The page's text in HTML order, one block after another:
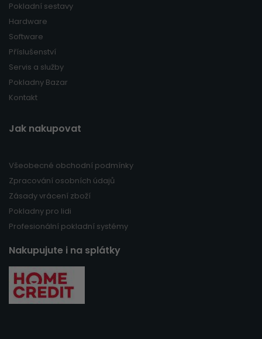
Pokladní sestavy
Hardware
Software
Příslušenství
Servis a služby
Pokladny Bazar
Kontakt
Jak nakupovat
Všeobecné obchodní podmínky
Zpracování osobních údajů
Zásady vrácení zboží
Pokladny pro lidi
Profesionální pokladní systémy
Nakupujute i na splátky